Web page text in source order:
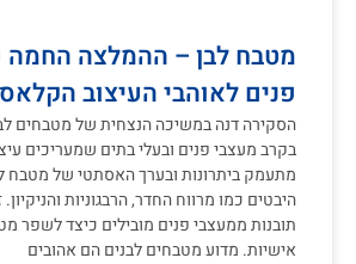
מטבח לבן – ההמלצה
פנים לאוהבי העיצוב
הסקירה דנה במשיכה הנצחית של מטבחים
בקרב מעצבי פנים ובעלי בתים שמעריכים
מתעמק ביתרונות ובערך האסתטי של מטבח
היבטים כמו מרווח החדר, הרבגוניות
תובנות ממעצבי פנים מובילים כיצד לשפר
אישיות. מדוע מטבחים לבנים הם אהובים